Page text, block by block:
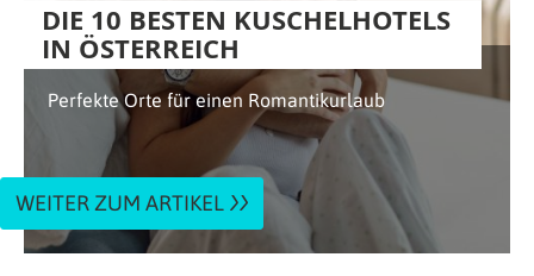
DIE 10 BESTEN KUSCHELHOTELS
IN ÖSTERREICH
Perfekte Orte für einen Romantikurlaub
WEITER ZUM ARTIKEL